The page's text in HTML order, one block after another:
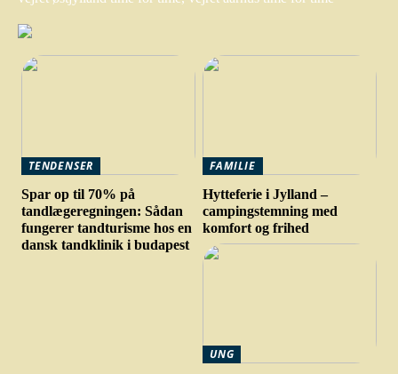
TENDENSER
Spar op til 70% på
tandlægeregningen: Sådan
fungerer tandturisme hos en
dansk tandklinik i budapest
FAMILIE
Hytteferie i Jylland –
campingstemning med
komfort og frihed
UNG